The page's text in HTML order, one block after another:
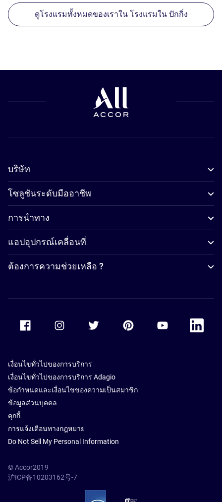
ดูโรงแรมทั้งหมดของเราใน โรงแรมใน ปักกิ่ง
บริษัท
โซลูชันระดับมืออาชีพ
การนำทาง
แอปอุปกรณ์เคลื่อนที่
ต้องการความช่วยเหลือ ?
Accor Youtube
Accor
เงื่อนไขทั่วไปของการบริการ
เงื่อนไขทั่วไปของการบริการ Adagio
ข้อกำหนดและเงื่อนไขของความเป็นสมาชิก
ข้อมูลส่วนบุคคล
คุกกี้
การแจ้งเตือนทางกฎหมาย
Do Not Sell My Personal Information
© Accor2019
沪ICP备10203162号-7